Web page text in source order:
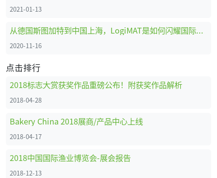
2021-01-13
从德国斯图加特到中国上海，LogiMAT是如何闪耀国际舞台的
2020-11-16
点击排行
2018标志大赏获奖作品重磅公布！附获奖作品解析
2018-04-28
Bakery China 2018展商/产品中心上线
2018-04-17
2018中国国际渔业博览会-展会报告
2018-12-13